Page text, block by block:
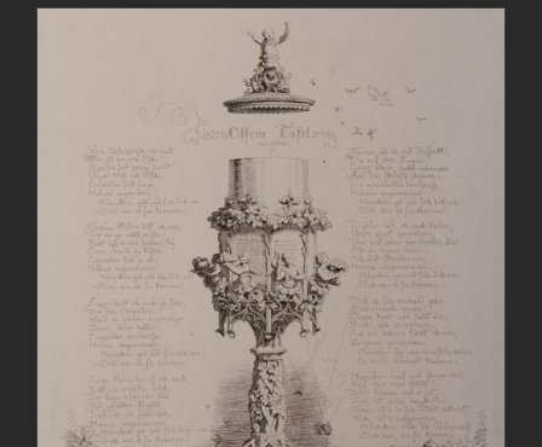
AGGIUNGI AL CARRELLO / DETTAGLI